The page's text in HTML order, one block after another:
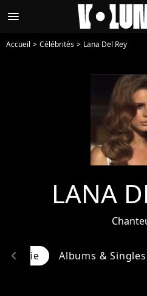
menu
Accueil Célébrités Lana Del Rey
LANA
Albums & Singles
chevron_left